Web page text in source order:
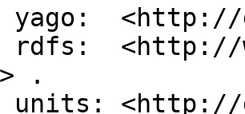
yago:
rdfs:  <http://
.
units: